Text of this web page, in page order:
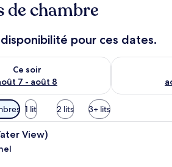
de chambre
pour ces dates.
Ce soir
7 - août 8
pour ce soir août 7 - août 8
Vérifier la
1 lit 2 lits 3+ lits
Un lit bien fait, avec du linge
View)